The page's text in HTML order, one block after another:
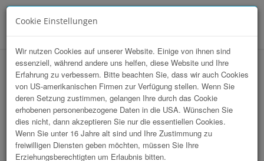
Sommerfrische Wien
Cookie Einstellungen
Wir nutzen Cookies auf unserer Website. Einige von ihnen sind
essenziell, während andere uns helfen, diese Website und Ihre
Erfahrung zu verbessern. Bitte beachten Sie, dass wir auch Cookies
von US-amerikanischen Firmen zur Verfügung stellen. Wenn Sie
deren Setzung zustimmen, gelangen Ihre durch das Cookie
erhobenen personenbezogene Daten in die USA. Wünschen Sie
dies nicht, dann akzeptieren Sie nur die essentiellen Cookies.
Wenn Sie unter 16 Jahre alt sind und Ihre Zustimmung zu
freiwilligen Diensten geben möchten, müssen Sie Ihre
Erziehungsberechtigten um Erlaubnis bitten.